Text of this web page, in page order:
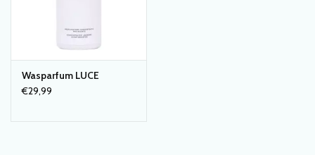
Wasparfum LUCE
€29,99